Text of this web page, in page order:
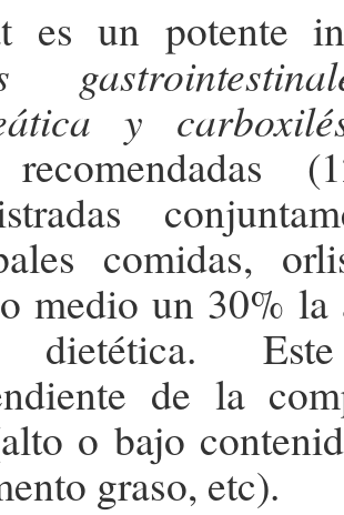
es un potente
y
comidas,
medio un 30% la
dietética.
de la
o bajo
graso, etc).